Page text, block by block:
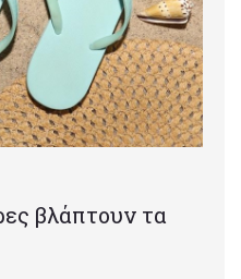
βλάπτουν τα